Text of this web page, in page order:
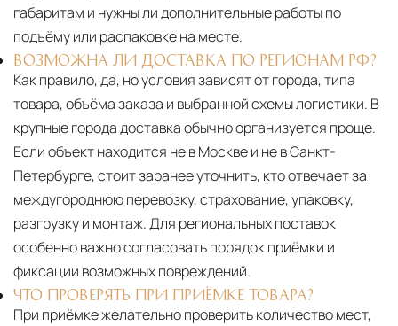
габаритам и нужны ли дополнительные работы по
подъёму или распаковке на месте.
ВОЗМОЖНА ЛИ ДОСТАВКА ПО РЕГИОНАМ РФ?
Как правило, да, но условия зависят от города, типа
товара, объёма заказа и выбранной схемы логистики. В
крупные города доставка обычно организуется проще.
Если объект находится не в Москве и не в Санкт-
Петербурге, стоит заранее уточнить, кто отвечает за
междугороднюю перевозку, страхование, упаковку,
разгрузку и монтаж. Для региональных поставок
особенно важно согласовать порядок приёмки и
фиксации возможных повреждений.
ЧТО ПРОВЕРЯТЬ ПРИ ПРИЁМКЕ ТОВАРА?
При приёмке желательно проверить количество мест,